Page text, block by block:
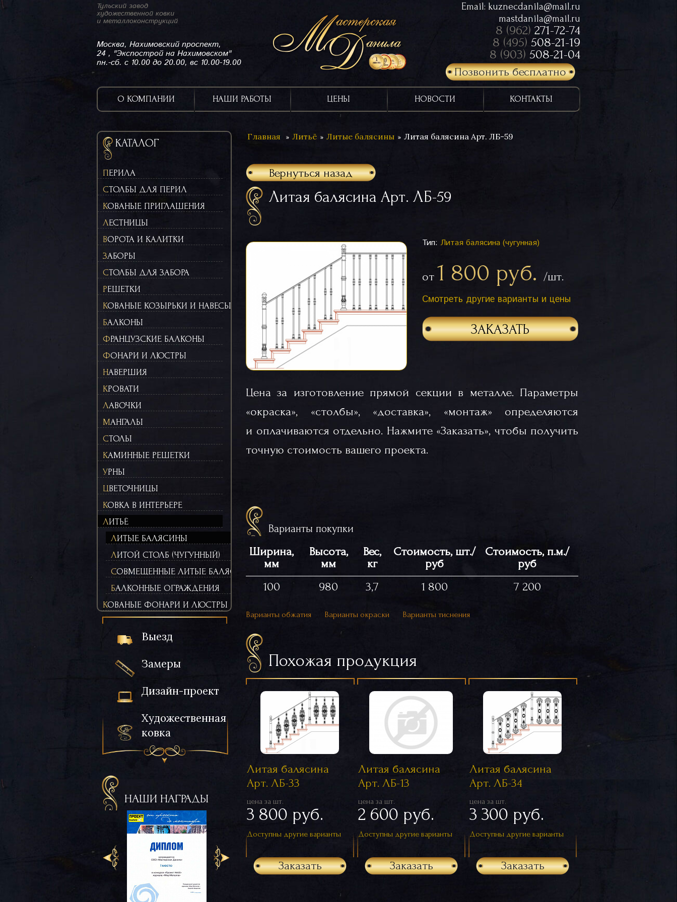
Тульский завод
художественной ковки
и металлоконструкций
Москва, Нахимовский проспект,
24 , "Экспострой на Нахимовском"
пн.-сб. с 10.00 до 20.00, вс 10.00-19.00
Email: kuznecdanila@mail.ru
mastdanila@mail.ru
8 (962) 271-72-74
8 (495) 508-21-19
8 (903) 508-21-04
Позвонить бесплатно
О КОМПАНИИ НАШИ РАБОТЫ ЦЕНЫ НОВОСТИ КОНТАКТЫ
КАТАЛОГ
ПЕРИЛА
СТОЛБЫ ДЛЯ ПЕРИЛ
КОВАНЫЕ ПРИГЛАШЕНИЯ
ЛЕСТНИЦЫ
ВОРОТА И КАЛИТКИ
ЗАБОРЫ
СТОЛБЫ ДЛЯ ЗАБОРА
РЕШЕТКИ
КОВАНЫЕ КОЗЫРЬКИ И НАВЕСЫ
БАЛКОНЫ
ФРАНЦУЗСКИЕ БАЛКОНЫ
ФОНАРИ И ЛЮСТРЫ
НАВЕРШИЯ
КРОВАТИ
ЛАВОЧКИ
МАНГАЛЫ
СТОЛЫ
КАМИННЫЕ РЕШЕТКИ
УРНЫ
ЦВЕТОЧНИЦЫ
КОВКА В ИНТЕРЬЕРЕ
ЛИТЬЁ
ЛИТЫЕ БАЛЯСИНЫ
ЛИТОЙ СТОЛБ (ЧУГУННЫЙ)
СОВМЕЩЕННЫЕ ЛИТЫЕ БАЛЯСИНЫ (ЧУГУННЫЕ)
БАЛКОННЫЕ ОГРАЖДЕНИЯ
КОВАНЫЕ ФОНАРИ И ЛЮСТРЫ
Выезд
Замеры
Дизайн-проект
Художественная
ковка
НАШИ НАГРАДЫ
Главная Литьё Литые балясины Литая балясина Арт. ЛБ-59
Вернуться назад
Литая балясина Арт. ЛБ-59
Тип: Литая балясина (чугунная)
от 1 800 руб. /шт.
Смотреть другие варианты и цены
ЗАКАЗАТЬ
Цена за изготовление прямой секции в металле. Параметры
«окраска», «столбы», «доставка», «монтаж» определяются
и оплачиваются отдельно. Нажмите «Заказать», чтобы получить
точную стоимость вашего проекта.
Варианты покупки
Ширина,
мм
Высота,
мм
Вес,
кг
Стоимость, шт./
руб
Стоимость, п.м./
руб
100
980 3,7 1 800 7 200
Варианты обжатия Варианты окраски Варианты тиснения
Похожая продукция
Литая балясина
Арт. ЛБ-33
цена за шт.
3 800 руб.
Доступны другие варианты
Заказать
Литая балясина
Арт. ЛБ-13
цена за шт.
2 600 руб.
Доступны другие варианты
Заказать
Литая балясина
Арт. ЛБ-34
цена за шт.
3 300 руб.
Доступны другие варианты
Заказать